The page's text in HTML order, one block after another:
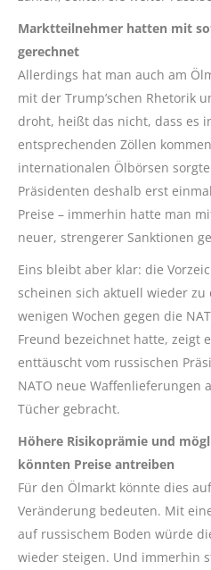
Marktteilnehmer hatten mit
gerechnet
Allerdings hat man auch am
mit der Trump’schen Rhetorik
droht, heißt das nicht, dass es
entsprechenden Zöllen
internationalen Ölbörsen
Präsidenten deshalb erst
Preise – immerhin hatte man
neuer, strengerer Sanktionen
Eins bleibt aber klar: die
scheinen sich aktuell wieder
wenigen Wochen gegen die
Freund bezeichnet hatte, zeigt
enttäuscht vom russischen
NATO neue Waffenlieferungen
Tücher gebracht.
Höhere Risikoprämie und
könnten Preise antreiben
Für den Ölmarkt könnte dies
Veränderung bedeuten. Mit
auf russischem Boden würde
wieder steigen. Und immerhin